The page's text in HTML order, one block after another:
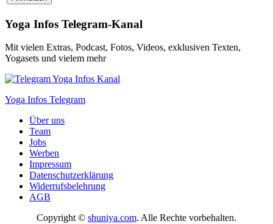
Yoga Infos Telegram-Kanal
Mit vielen Extras, Podcast, Fotos, Videos, exklusiven Texten,
Yogasets und vielem mehr
Yoga Infos Telegram
Über uns
Team
Jobs
Werben
Impressum
Datenschutzerklärung
Widerrufsbelehrung
AGB
Copyright © shuniya.com. Alle Rechte vorbehalten.